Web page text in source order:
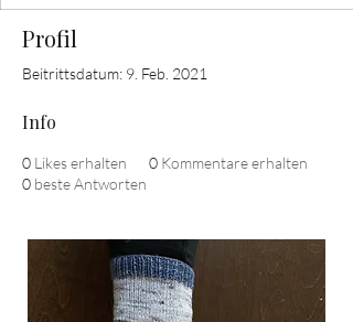
Profil
Beitrittsdatum: 9. Feb. 2021
Info
0 Likes erhalten 0 Kommentare erhalten
0 beste Antworten